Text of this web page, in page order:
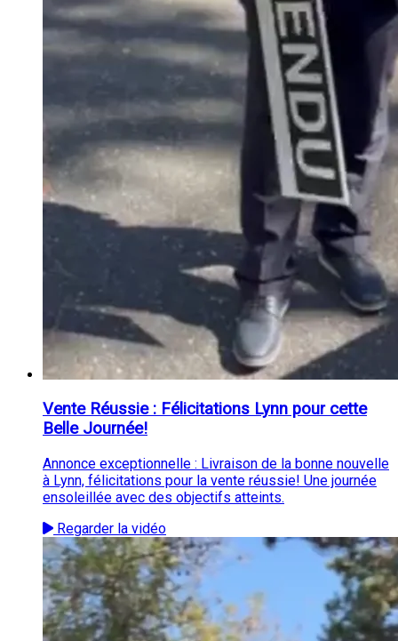
Vente Réussie : Félicitations Lynn pour cette
Belle Journée!
Annonce exceptionnelle : Livraison de la bonne nouvelle
à Lynn, félicitations pour la vente réussie! Une journée
ensoleillée avec des objectifs atteints.
Regarder la vidéo